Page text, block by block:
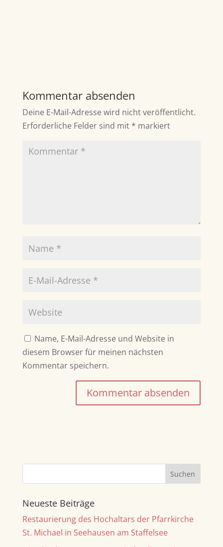
Kommentar absenden
Deine E-Mail-Adresse wird nicht veröffentlicht.
Erforderliche Felder sind mit * markiert
Name, E-Mail-Adresse und Website in
diesem Browser für meinen nächsten
Kommentar speichern.
r
t
i
v
Neueste Beiträge
Restaurierung des Hochaltars der Pfarrkirche
St. Michael in Seehausen am Staffelsee